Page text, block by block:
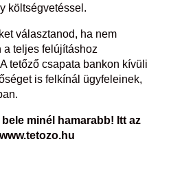
költségvetéssel.
választanod, ha nem
a teljes felújításhoz
tetőző csapata bankon kívüli
is felkínál ügyfeleinek,
minél hamarabb! Itt az